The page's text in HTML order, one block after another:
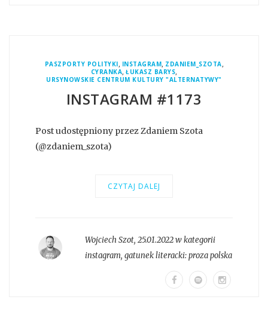
PASZPORTY POLITYKI, INSTAGRAM, ZDANIEM_SZOTA,
CYRANKA,ŁUKASZ BARYS,
URSYNOWSKIE CENTRUM KULTURY "ALTERNATYWY"
INSTAGRAM #1173
Post udostępniony przez Zdaniem Szota
(@zdaniem_szota)
CZYTAJ DALEJ
Wojciech Szot, 25.01.2022 w kategorii
instagram, gatunek literacki:proza polska